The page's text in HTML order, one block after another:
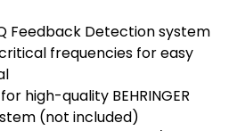
Feedback Detection system
frequencies for easy
high-quality BEHRINGER
(not included)